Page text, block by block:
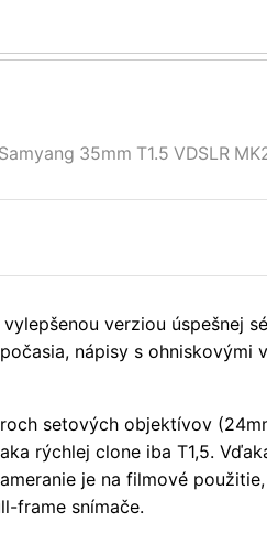
Samyang 35mm T1.5 VDSLR
verziou úspešnej
nápisy s ohniskovými
setových objektívov
rýchlej clone iba T1,5.
je na filmové
frame snímače.